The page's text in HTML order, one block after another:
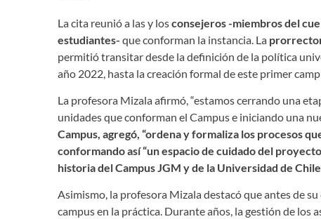
La cita reunió a las y losconsejeros -miembros del
estudiantes- que conforman la instancia. La
permitió transitar desde la definición de la política
año 2022, hasta la creación formal de este primer
La profesora Mizala afirmó, “estamos cerrando una
unidades que conforman el Campus e iniciando una
Campus, agregó, “ordena y formaliza los procesos
conformando así “un espacio de cuidado del
historia del Campus JGM y de la Universidad de
Asimismo, la profesora Mizala destacó que antes de
campus en la práctica. Durante años, la gestión de los